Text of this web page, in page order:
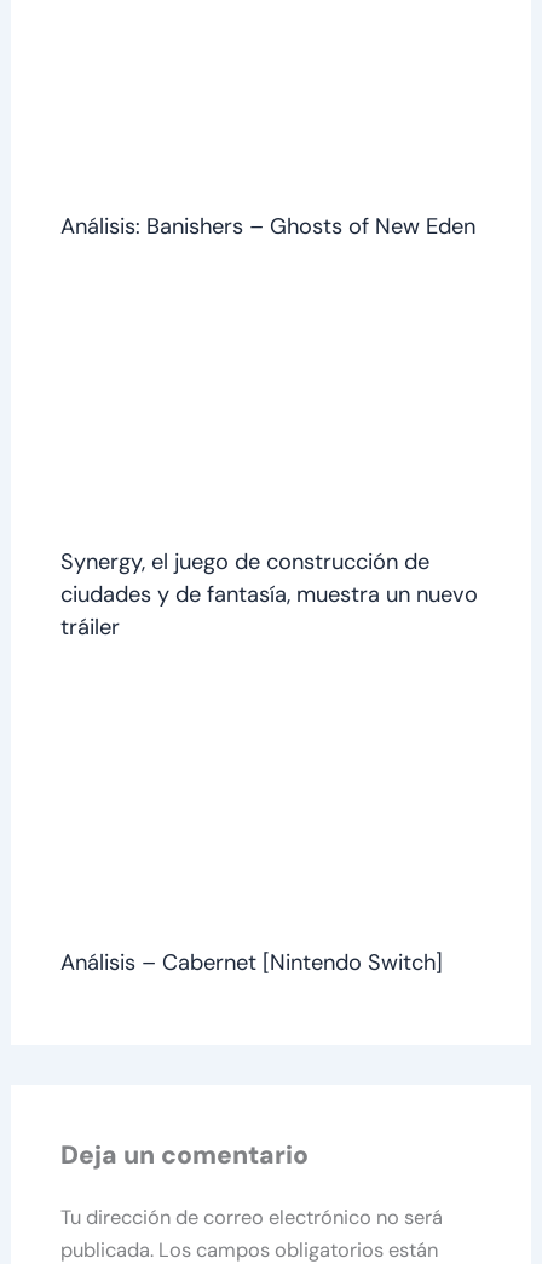
Análisis: Banishers – Ghosts of New Eden
Synergy, el juego de construcción de
ciudades y de fantasía, muestra un nuevo
tráiler
Análisis – Cabernet [Nintendo Switch]
Deja un comentario
Tu dirección de correo electrónico no será
publicada. Los campos obligatorios están